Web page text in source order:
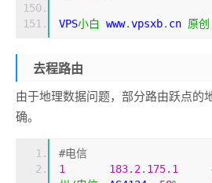
VPS小白 www.vpsxb. cn 原
去程路由
由于地理数据问题，部分路由跃点的
确。
#电信
1
183.2. 175.1